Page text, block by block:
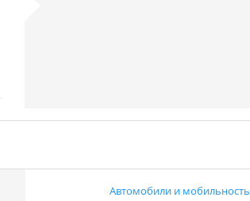
Автомобили и мобильность